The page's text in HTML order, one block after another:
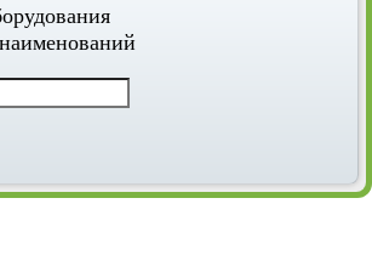
и транспортировки зерна
и циклоны-разгрузители